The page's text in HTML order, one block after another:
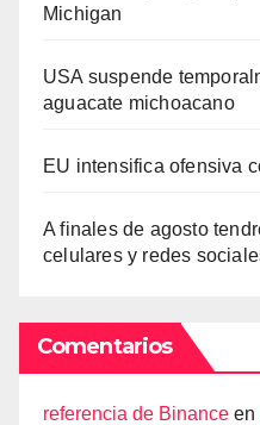
Michigan
USA suspende
aguacate michoacano
EU intensifica ofensiva
A finales de agosto
celulares y redes
Comentarios
referencia de Binance en